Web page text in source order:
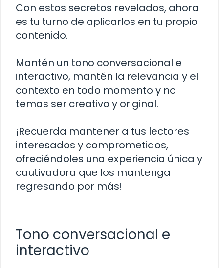
Con estos secretos revelados, ahora
es tu turno de aplicarlos en tu propio
contenido.
Mantén un tono conversacional e
interactivo, mantén la relevancia y el
contexto en todo momento y no
temas ser creativo y original.
¡Recuerda mantener a tus lectores
interesados y comprometidos,
ofreciéndoles una experiencia única y
cautivadora que los mantenga
regresando por más!
Tono conversacional e
interactivo